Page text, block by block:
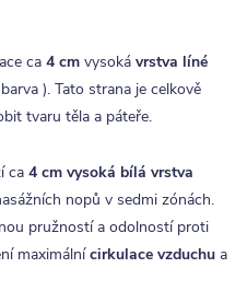
ca 4 cm vysoká vrstva líné
). Tato strana je celkově
tvaru těla a páteře.
ca 4 cm vysoká bílá vrstva
nopů v sedmi zónách.
pružností a odolností proti
maximálnícirkulace vzduchu a